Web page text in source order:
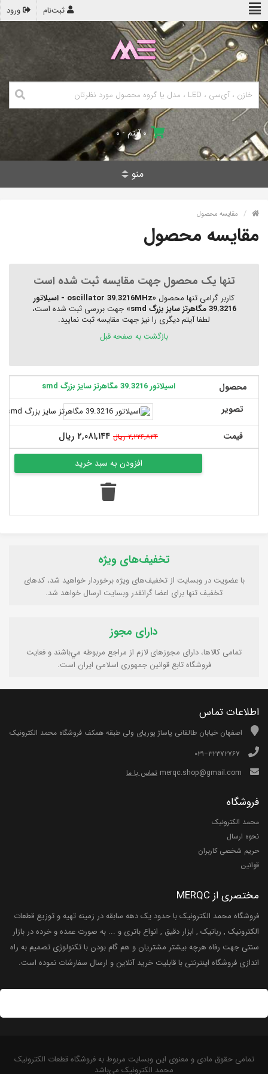
ورود ثبت‌نام
۰ آیتم - ۰
منو
مقایسه محصول
مقایسه محصول
تنها یک محصول جهت مقایسه ثبت شده است
کاربر گرامی تنها محصول
«oscillator 39.3216MHz - اسیلاتور
39.3216 مگاهرتز سایز بزرگ smd»
جهت بررسی ثبت شده است،
لطفا آیتم دیگری را نیز جهت مقایسه ثبت نمایید.
بازگشت به صفحه قبل
محصول اسیلاتور 39.3216 مگاهرتز سایز بزرگ smd
تصویر
قیمت ۲,۲۲۶,۸۲۴ ریال ۲,۰۸۱,۱۴۴ ریال
تخفیف‌های ویژه
با عضویت در وبسایت از تخفیف‌های ویژه برخوردار خواهید شد، کدهای
تخفیف تنها برای اعضا گرانقدر وبسایت ارسال خواهد شد.
دارای مجوز
تمامی كالاها، دارای مجوزهای لازم از مراجع مربوطه مي‌باشند و فعایت
فروشگاه تابع قوانين جمهوری اسلامی ايران است.
اطلاعات تماس
اصفهان خیابان طالقانی پاساژ پوریای ولی طبقه همکف فروشگاه محمد الکترونیک
تماس با ما
فروشگاه
محمد الکترونیک
نحوه ارسال
حریم شخصی کاربران
قوانین
مختصری از MERQC
فروشگاه محمد الکترونیک با حدود یک دهه سابقه در زمینه تهیه و توزیع قطعات
الکترونیک , رباتیک , ابزار دقیق , انواع باتری و ... به صورت عمده و خرده در بازار
سنتی جهت رفاه هرچه بیشتر مشتریان و هم گام بودن با تکنولوژی تصمیم به راه
اندازی فروشگاه اینترنتی با قابلیت خرید آنلاین و ارسال سفارشات نموده است.
تمامی حقوق مادی و معنوی این وبسایت مربوط به فروشگاه قطعات الکترونیک
محمد الکترونیک می‌باشد